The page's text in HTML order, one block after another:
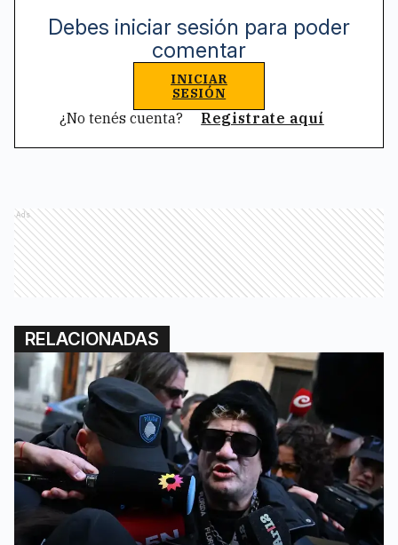
Debes iniciar sesión para poder
comentar
INICIAR
SESIÓN
¿No tenés cuenta? Registrate aquí
Ads
RELACIONADAS